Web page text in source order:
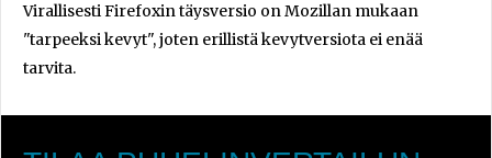
Virallisesti Firefoxin täysversio on Mozillan mukaan
"tarpeeksi kevyt", joten erillistä kevytversiota ei enää
tarvita.